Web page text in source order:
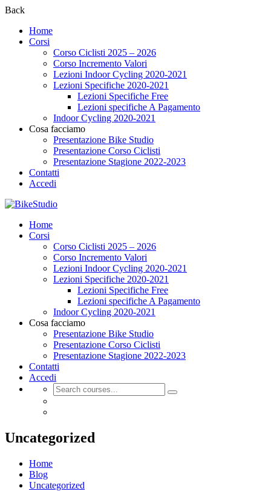
Back
Home
Corsi
Corso Ciclisti 2025 – 2026
Corso Incremento Valori
Lezioni Indoor Cycling 2020-2021
Lezioni Specifiche 2020-2021
Lezioni Specifiche Free
Lezioni specifiche A Pagamento
Indoor Cycling 2020-2021
Cosa facciamo
Presentazione Bike Studio
Presentazione Corso Ciclisti
Presentazione Stagione 2022-2023
Contatti
Accedi
Home
Corsi
Corso Ciclisti 2025 – 2026
Corso Incremento Valori
Lezioni Indoor Cycling 2020-2021
Lezioni Specifiche 2020-2021
Lezioni Specifiche Free
Lezioni specifiche A Pagamento
Indoor Cycling 2020-2021
Cosa facciamo
Presentazione Bike Studio
Presentazione Corso Ciclisti
Presentazione Stagione 2022-2023
Contatti
Accedi
Uncategorized
Home
Blog
Uncategorized